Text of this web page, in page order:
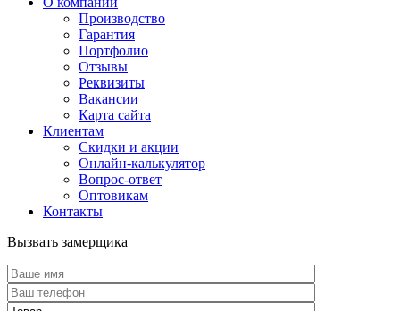
Производство
Гарантия
Портфолио
Отзывы
Реквизиты
Вакансии
Карта сайта
Клиентам
Скидки и акции
Онлайн-калькулятор
Вопрос-ответ
Оптовикам
Контакты
Вызвать замерщика